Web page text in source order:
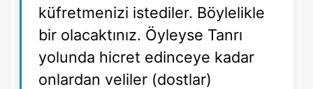
küfretmenizi istediler. Böylelikle
bir olacaktınız. Öyleyse Tanrı
yolunda hicret edinceye kadar
onlardan veliler (dostlar)